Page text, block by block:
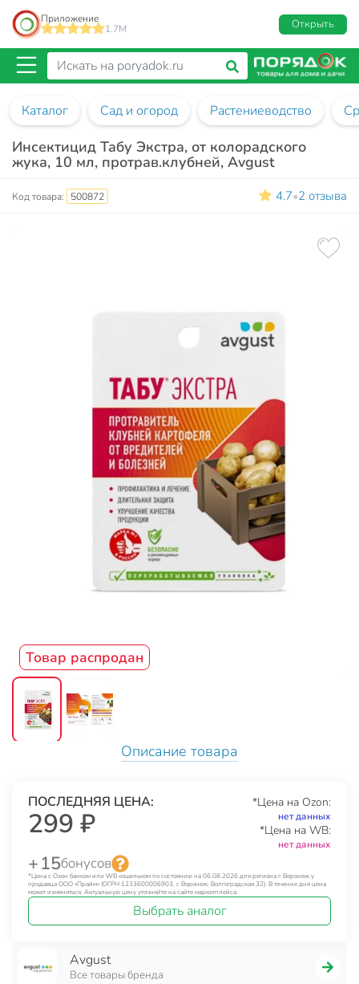
Приложение
1.7M
Открыть
Каталог Сад и огород Растениеводство
Инсектицид Табу Экстра, от колорадского
жука, 10 мл, протрав.клубней, Avgust
Код товара: 500872 4.7•2 отзыва
Товар распродан
Описание товара
ПОСЛЕДНЯЯ ЦЕНА:
299 ₽
*Цена на Ozon:
нет данных
*Цена на WB:
нет данных
+ 15бонусов
*Цена с Озон банком или WB кошельком по состоянию на 06.08.2026 для региона г. Воронеж у
продавца ООО «Прайм» (ОГРН 1233600006903, г. Воронеж, Волгоградская 32). В течение дня цена
может изменяться. Актуальную цену уточняйте на сайте маркетплейса.
Выбрать аналог
Avgust
Все товары бренда